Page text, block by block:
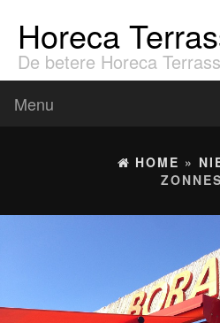
Horeca
De betere Horeca
Menu
HOME »